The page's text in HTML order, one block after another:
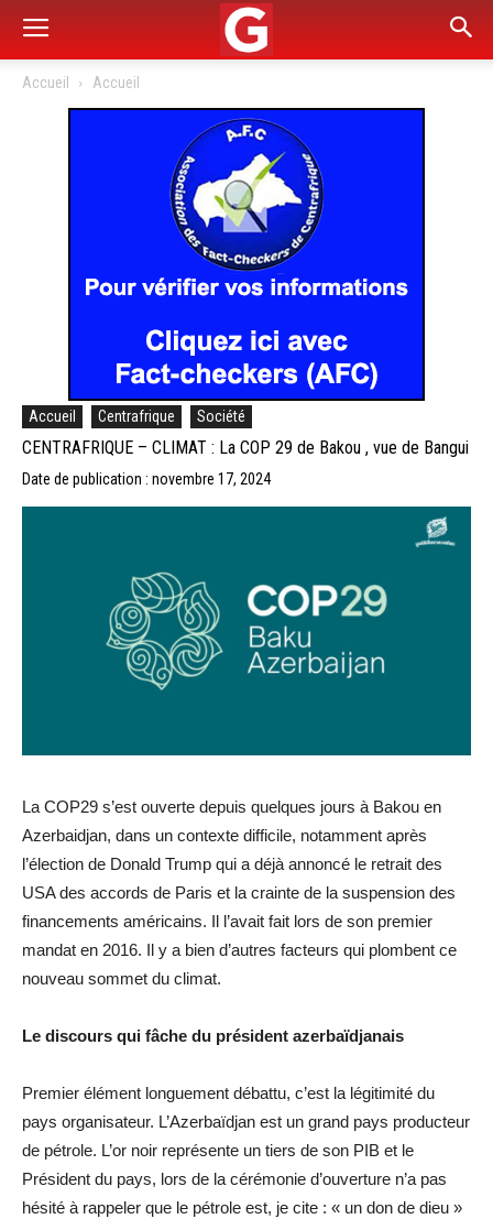
Accueil Accueil
Accueil Centrafrique Société
CENTRAFRIQUE – CLIMAT : La COP 29 de Bakou , vue de Bangui
Date de publication : novembre 17, 2024
La COP29 s’est ouverte depuis quelques jours à Bakou en
Azerbaidjan, dans un contexte difficile, notamment après
l’élection de Donald Trump qui a déjà annoncé le retrait des
USA des accords de Paris et la crainte de la suspension des
financements américains. Il l’avait fait lors de son premier
mandat en 2016. Il y a bien d’autres facteurs qui plombent ce
nouveau sommet du climat.
Le discours qui fâche du président azerbaïdjanais
Premier élément longuement débattu, c’est la légitimité du
pays organisateur. L’Azerbaïdjan est un grand pays producteur
de pétrole. L’or noir représente un tiers de son PIB et le
Président du pays, lors de la cérémonie d’ouverture n’a pas
hésité à rappeler que le pétrole est, je cite : « un don de dieu »